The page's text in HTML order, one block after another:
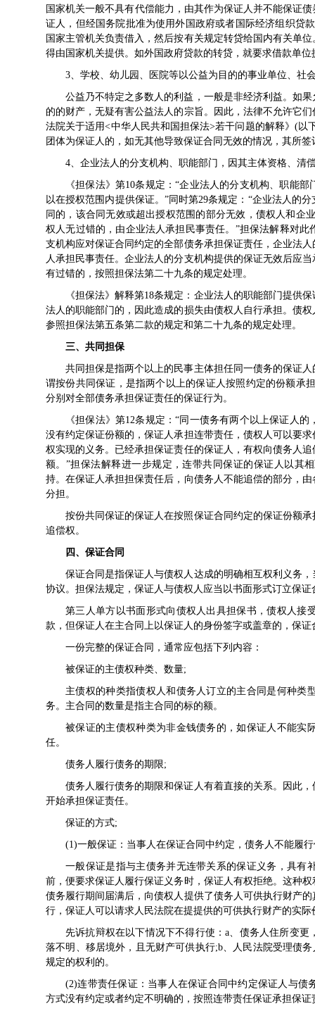
国家机关一般不具有代偿能力，由其作为保证人并不能保证
证人，但经国务院批准为使用外国政府或者国际经济组织贷
国家主管机关负责借入，然后按有关规定转贷给国内有关单
得由国家机关提供。如外国政府贷款的转贷，就要求借款单位
3、学校、幼儿园、医院等以公益为目的的事业单位、社
公益乃不特定之多数人的利益，一般是非经济利益。如
的的财产，无疑有害公益法人的宗旨。因此，法律不允许它
法院关于适用<中华人民共和国担保法>若干问题的解释》(
团体为保证人的，如无其他导致保证合同无效的情况，其所
4、企业法人的分支机构、职能部门，因其主体资格、清
《担保法》第10条规定：“企业法人的分支机构、职能
以在授权范围内提供保证。”同时第29条规定：“企业法人的
同的，该合同无效或超出授权范围的部分无效，债权人和企
权人无过错的，由企业法人承担民事责任。”担保法解释对
支机构应对保证合同约定的全部债务承担保证责任，企业法
人承担民事责任。企业法人的分支机构提供的保证无效后应
有过错的，按照担保法第二十九条的规定处理。
《担保法》解释第18条规定：企业法人的职能部门提供
法人的职能部门的，因此造成的损失由债权人自行承担。债
参照担保法第五条第二款的规定和第二十九条的规定处理。
三、共同担保
共同担保是指两个以上的民事主体担任同一债务的保证
谓按份共同保证，是指两个以上的保证人按照约定的份额承
分别对全部债务承担保证责任的保证行为。
《担保法》第12条规定：“同一债务有两个以上保证人
没有约定保证份额的，保证人承担连带责任，债权人可以要
权实现的义务。已经承担保证责任的保证人，有权向债务人
额。”担保法解释进一步规定，连带共同保证的保证人以其
持。在保证人承担担保责任后，向债务人不能追偿的部分，
分担。
按份共同保证的保证人在按照保证合同约定的保证份额
追偿权。
四、保证合同
保证合同是指保证人与债权人达成的明确相互权利义务
协议。担保法规定，保证人与债权人应当以书面形式订立保证
第三人单方以书面形式向债权人出具担保书，债权人接
款，但保证人在主合同上以保证人的身份签字或盖章的，保证
一份完整的保证合同，通常应包括下列内容：
被保证的主债权种类、数量;
主债权的种类指债权人和债务人订立的主合同是何种类
务。主合同的数量是指主合同的标的额。
被保证的主债权种类为非金钱债务的，如保证人不能实
任。
债务人履行债务的期限;
债务人履行债务的期限和保证人有着直接的关系。因此
开始承担保证责任。
保证的方式;
(1)一般保证：当事人在保证合同中约定，债务人不能履
一般保证是指与主债务并无连带关系的保证义务，具有
前，便要求保证人履行保证义务时，保证人有权拒绝。这种
债务履行期间届满后，向债权人提供了债务人可供执行财产
行，保证人可以请求人民法院在提提供的可供执行财产的实
先诉抗辩权在以下情况下不得行使：a、债务人住所变
落不明、移居境外，且无财产可供执行;b、人民法院受理债
规定的权利的。
(2)连带责任保证：当事人在保证合同中约定保证人与
方式没有约定或者约定不明确的，按照连带责任保证承担保证